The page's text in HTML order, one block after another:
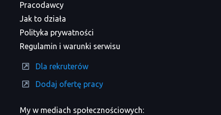
My w mediach społecznościowych:
Pracodawcy
Jak to działa
Polityka prywatności
Regulamin i warunki serwisu
Dla rekruterów
Dodaj ofertę pracy